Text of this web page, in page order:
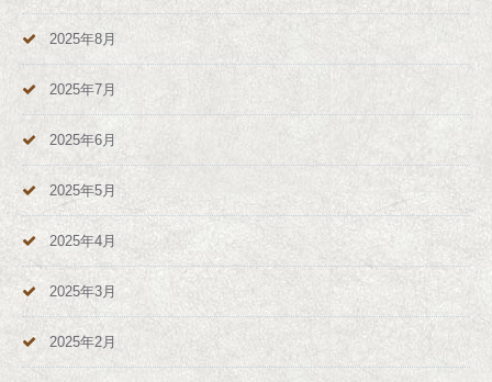
2025年8月
2025年7月
2025年6月
2025年5月
2025年4月
2025年3月
2025年2月